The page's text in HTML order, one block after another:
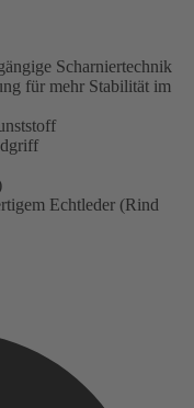
Scharniertechnik
für mehr Stabilität im
Echtleder (Rind